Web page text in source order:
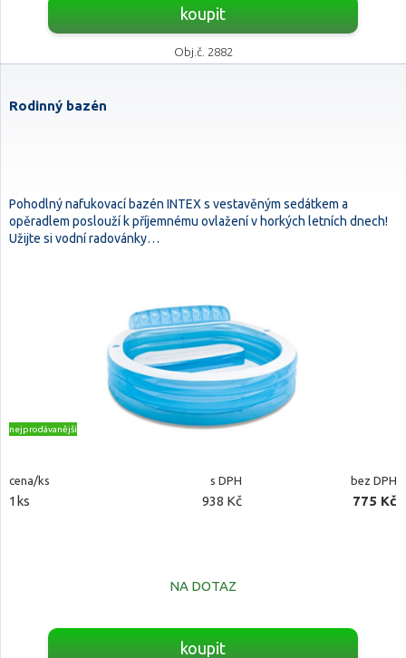
koupit
Obj.č. 2882
Rodinný bazén
Pohodlný nafukovací bazén INTEX s vestavěným sedátkem a
opěradlem poslouží k příjemnému ovlažení v horkých letních dnech!
Užijte si vodní radovánky…
nejprodávanější
cena/ks s DPH bez DPH
1ks 938 Kč 775 Kč
NA DOTAZ
koupit